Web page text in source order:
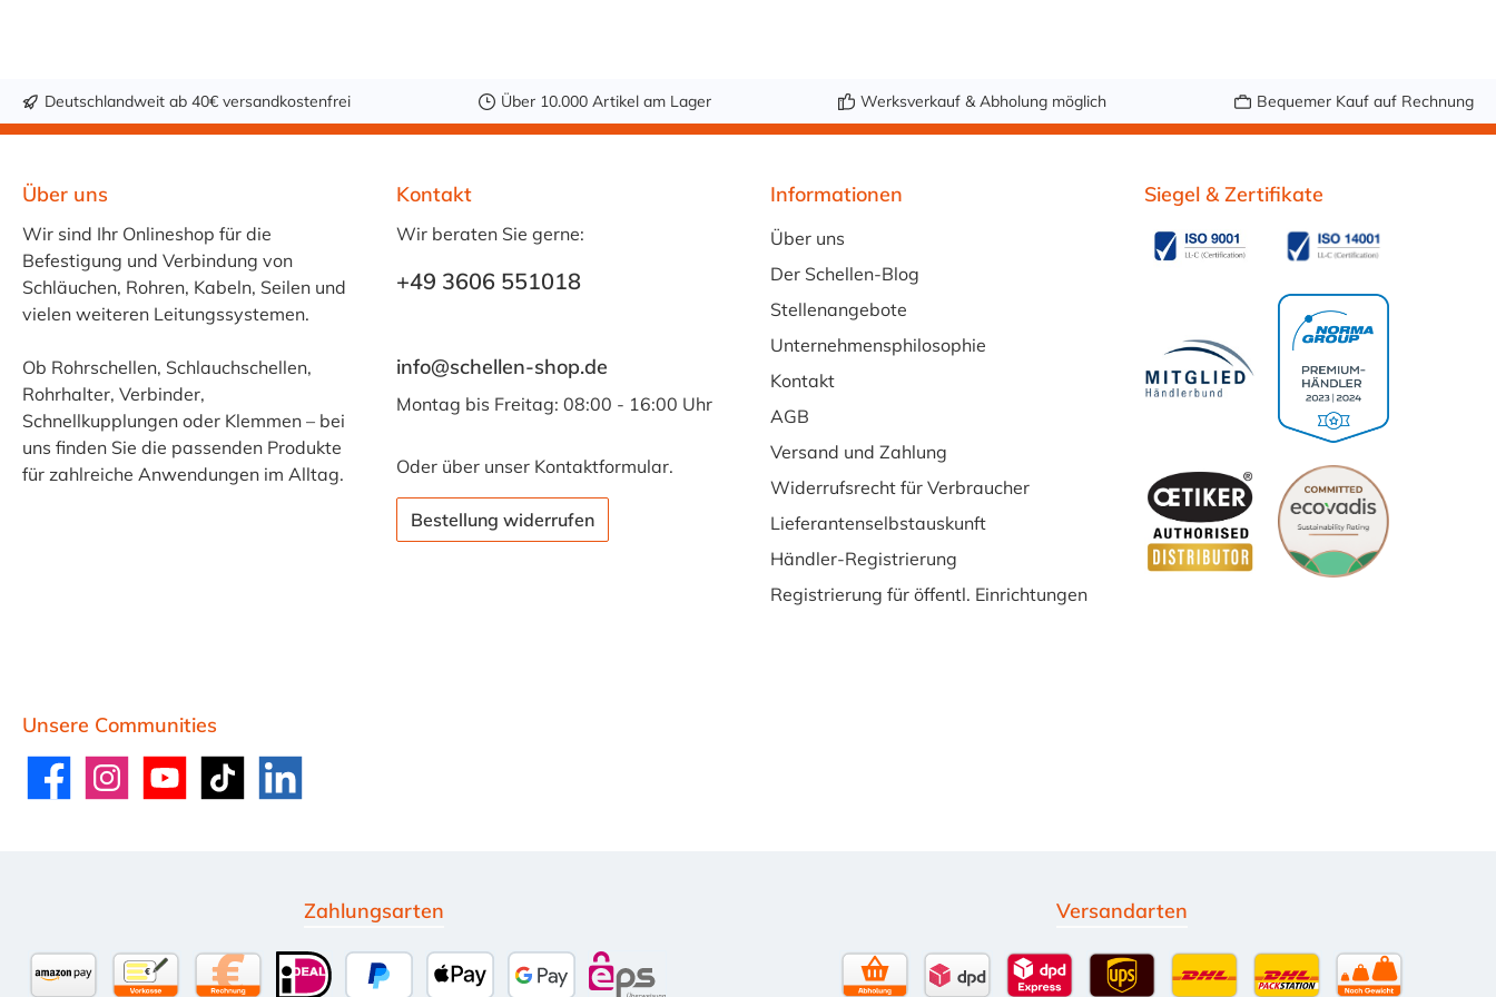
nach Ihren
Wünschen erstellen.
Spannbereiche 35-
60 mm und über 60
mm.
Wünschen erstellen.
Sie kombinieren
Klemmband 501R
mit dem Verschluss
540R / 10 mm. Die
gibt es in den
Materialstärke des
501R Bandes
beträgt 0,5 mm.
Spannbereiche 40-
100 mm und über
: max. 3 Nm
Deutschlandweit ab 40€ versandkostenfrei Über 10.000 Artikel am Lager Werksverkauf & Abholung möglich Bequemer Kauf auf Rechnung
Über uns
Wir sind Ihr Onlineshop für die
Befestigung und Verbindung von
Schläuchen, Rohren, Kabeln, Seilen und
vielen weiteren Leitungssystemen.
Ob Rohrschellen, Schlauchschellen,
Rohrhalter, Verbinder,
Schnellkupplungen oder Klemmen – bei
uns finden Sie die passenden Produkte
für zahlreiche Anwendungen im Alltag.
Kontakt
Wir beraten Sie gerne:
+49 3606 551018
info@schellen-shop.de
Montag bis Freitag: 08:00 - 16:00 Uhr
Oder über unser Kontaktformular.
Bestellung widerrufen
Informationen
Über uns
Der Schellen-Blog
Stellenangebote
Unternehmensphilosophie
Kontakt
AGB
Versand und Zahlung
Widerrufsrecht für Verbraucher
Lieferantenselbstauskunft
Händler-Registrierung
Registrierung für öffentl. Einrichtungen
Unsere Communities
FacebookInstagramYouTube TikTok LinkedIn
Siegel & Zertifikate
Zahlungsarten Versandarten